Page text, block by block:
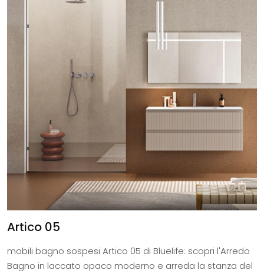
Artico 05
mobili bagno sospesi Artico 05 di Bluelife: scopri l'Arredo
Bagno in laccato opaco moderno e arreda la stanza del